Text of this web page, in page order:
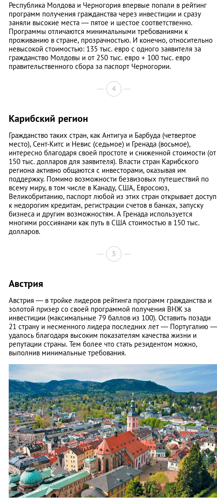
Республика Молдова и Черногория впервые попали в рейтинг
программ получения гражданства через инвестиции и сразу
заняли высокие места — пятое и шестое соответственно.
Программы отличаются минимальными требованиями к
проживанию в стране, прозрачностью. И конечно, относительно
невысокой стоимостью: 135 тыс. евро с одного заявителя за
гражданство Молдовы и от 250 тыс. евро + 100 тыс. евро
правительственного сбора за паспорт Черногории.
4
Карибский регион
Гражданство таких стран, как Антигуа и Барбуда (четвертое
место), Сент-Китс и Невис (седьмое) и Гренада (восьмое),
интересно благодаря своей простоте и сниженной стоимости (от
150 тыс. долларов для заявителя). Власти стран Карибского
региона активно общаются с инвесторами, оказывая им
поддержку. Помимо возможности безвизовых путешествий по
всему миру, в том числе в Канаду, США, Евросоюз,
Великобританию, паспорт любой из этих стран открывает доступ
к недорогим кредитам, регистрации счетов в банках, запуску
бизнеса и другим возможностям. А Гренада используется
многими россиянами как путь в США стоимостью в 150 тыс.
долларов.
5
Австрия
Австрия — в тройке лидеров рейтинга программ гражданства и
золотой призер со своей программой получения ВНЖ за
инвестиции (максимальные 79 баллов из 100). Оставить позади
21 страну и несменного лидера последних лет — Португалию —
удалось благодаря высоким показателям качества жизни и
репутации страны. Тем более что стать резидентом можно,
выполнив минимальные требования.